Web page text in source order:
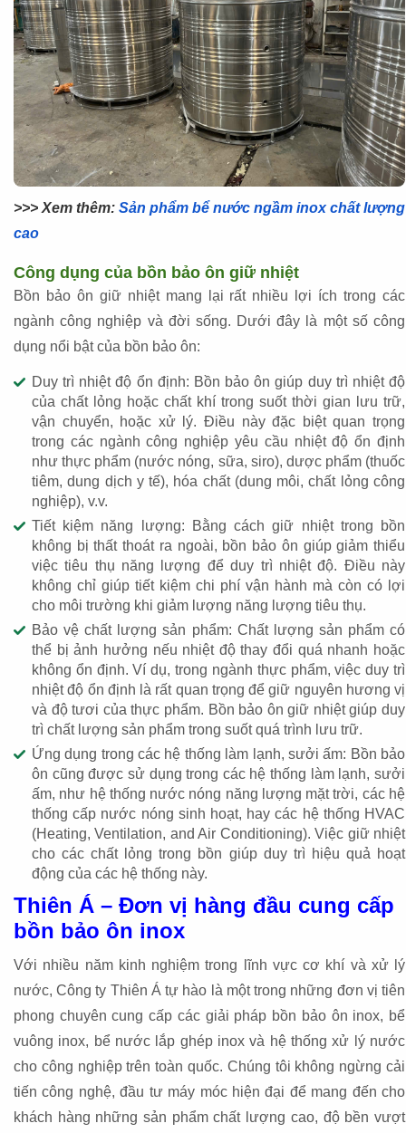
>>> Xem thêm: Sản phẩm bể nước ngầm inox chất lượng
cao
Công dụng của bồn bảo ôn giữ nhiệt
Bồn bảo ôn giữ nhiệt mang lại rất nhiều lợi ích trong các
ngành công nghiệp và đời sống. Dưới đây là một số công
dụng nổi bật của bồn bảo ôn:
Duy trì nhiệt độ ổn định: Bồn bảo ôn giúp duy trì nhiệt độ
của chất lỏng hoặc chất khí trong suốt thời gian lưu trữ,
vận chuyển, hoặc xử lý. Điều này đặc biệt quan trọng
trong các ngành công nghiệp yêu cầu nhiệt độ ổn định
như thực phẩm (nước nóng, sữa, siro), dược phẩm (thuốc
tiêm, dung dịch y tế), hóa chất (dung môi, chất lỏng công
nghiệp), v.v.
Tiết kiệm năng lượng: Bằng cách giữ nhiệt trong bồn
không bị thất thoát ra ngoài, bồn bảo ôn giúp giảm thiểu
việc tiêu thụ năng lượng để duy trì nhiệt độ. Điều này
không chỉ giúp tiết kiệm chi phí vận hành mà còn có lợi
cho môi trường khi giảm lượng năng lượng tiêu thụ.
Bảo vệ chất lượng sản phẩm: Chất lượng sản phẩm có
thể bị ảnh hưởng nếu nhiệt độ thay đổi quá nhanh hoặc
không ổn định. Ví dụ, trong ngành thực phẩm, việc duy trì
nhiệt độ ổn định là rất quan trọng để giữ nguyên hương vị
và độ tươi của thực phẩm. Bồn bảo ôn giữ nhiệt giúp duy
trì chất lượng sản phẩm trong suốt quá trình lưu trữ.
Ứng dụng trong các hệ thống làm lạnh, sưởi ấm: Bồn bảo
ôn cũng được sử dụng trong các hệ thống làm lạnh, sưởi
ấm, như hệ thống nước nóng năng lượng mặt trời, các hệ
thống cấp nước nóng sinh hoạt, hay các hệ thống HVAC
(Heating, Ventilation, and Air Conditioning). Việc giữ nhiệt
cho các chất lỏng trong bồn giúp duy trì hiệu quả hoạt
động của các hệ thống này.
Thiên Á – Đơn vị hàng đầu cung cấp
bồn bảo ôn inox
Với nhiều năm kinh nghiệm trong lĩnh vực cơ khí và xử lý
nước, Công ty Thiên Á tự hào là một trong những đơn vị tiên
phong chuyên cung cấp các giải pháp bồn bảo ôn inox, bể
vuông inox, bể nước lắp ghép inox và hệ thống xử lý nước
cho công nghiệp trên toàn quốc. Chúng tôi không ngừng cải
tiến công nghệ, đầu tư máy móc hiện đại để mang đến cho
khách hàng những sản phẩm chất lượng cao, độ bền vượt